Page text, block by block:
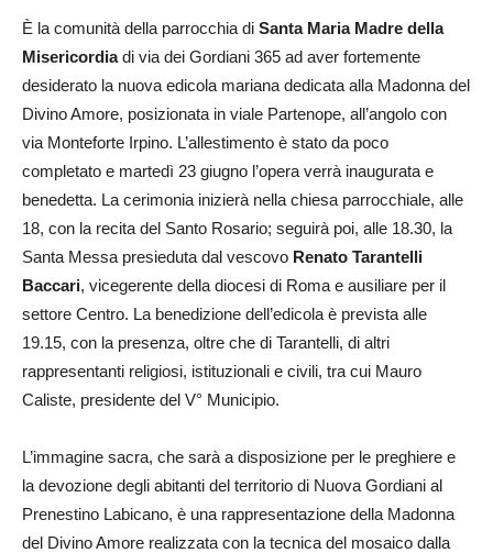
È la comunità della parrocchia di Santa Maria Madre della
Misericordiadi via dei Gordiani 365 ad aver fortemente
desiderato la nuova edicola mariana dedicata alla Madonna del
Divino Amore, posizionata in viale Partenope, all’angolo con
via Monteforte Irpino. L’allestimento è stato da poco
completato e martedì 23 giugno l’opera verrà inaugurata e
benedetta. La cerimonia inizierà nella chiesa parrocchiale, alle
18, con la recita del Santo Rosario; seguirà poi, alle 18.30, la
Santa Messa presieduta dal vescovo Renato Tarantelli
Baccari, vicegerente della diocesi di Roma e ausiliare per il
settore Centro. La benedizione dell’edicola è prevista alle
19.15, con la presenza, oltre che di Tarantelli, di altri
rappresentanti religiosi, istituzionali e civili, tra cui Mauro
Caliste, presidente del V° Municipio.
L’immagine sacra, che sarà a disposizione per le preghiere e
la devozione degli abitanti del territorio di Nuova Gordiani al
Prenestino Labicano, è una rappresentazione della Madonna
del Divino Amore realizzata con la tecnica del mosaico dalla